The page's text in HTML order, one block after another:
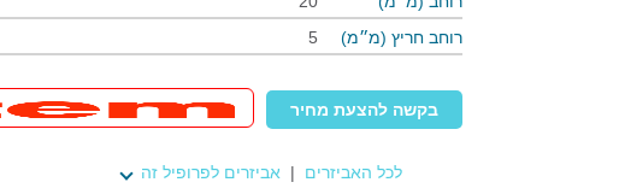
רוחב חריץ (מ״מ)
5
בקשה להצעת מחיר
לכל האביזרים | אביזרים לפרופיל זה